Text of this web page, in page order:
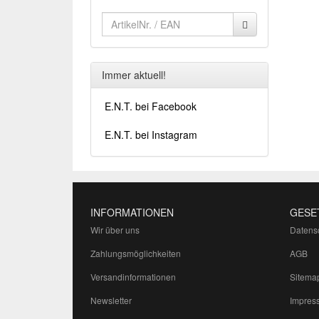
Immer aktuell!
E.N.T. bei Facebook
E.N.T. bei Instagram
INFORMATIONEN
Wir über uns
Zahlungsmöglichkeiten
Versandinformationen
Newsletter
AGB